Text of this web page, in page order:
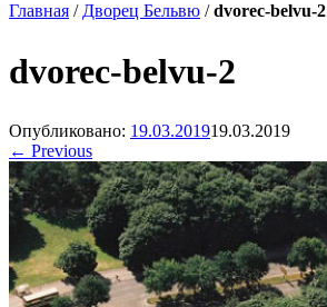
Главная / Дворец Бельвю /dvorec-belvu-2
dvorec-belvu-2
Опубликовано: 19.03.201919.03.2019
← Previous